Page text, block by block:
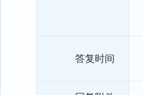
答复时间